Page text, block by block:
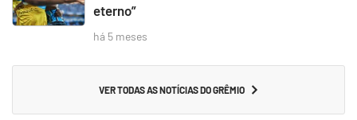
eterno”
há 5 meses
VER TODAS AS NOTÍCIAS DO GRÊMIO